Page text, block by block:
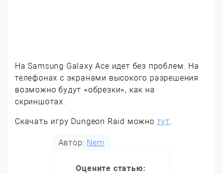
На Samsung Galaxy Ace идет без проблем. На
телефонах с экранами высокого разрешения
возможно будут «обрезки», как на
скриншотах.
Скачать игру Dungeon Raid можно тут.
Автор: Nem
Оцените статью: